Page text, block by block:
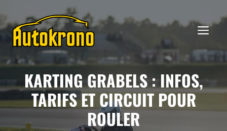
contenu
KARTING GRABELS : INFOS,
TARIFS ET CIRCUIT POUR
ROULER